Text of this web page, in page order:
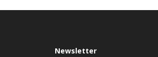
Newsletter